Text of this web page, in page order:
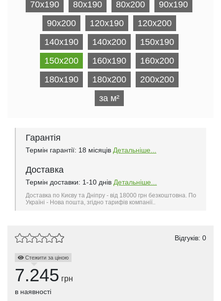
70x190 80x190 80x200
90x190
90x200
120x190
120x200
140x190
140x200
150x190
150x200
160x190
160x200
180x190
180x200
200х200
за м²
Гарантія
Термін гарантії: 18 місяців Детальніше...
Доставка
Термін доставки: 1-10 днів Детальніше...
Доставка по Києву та Дніпру - від 18000 грн безкоштовна. По
Україні - Нова пошта, згідно тарифів компанії..
Відгуків: 0
Стежити за ціною
7.245 грн
в наявності